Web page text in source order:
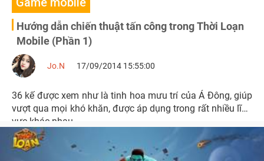
Hướng dẫn chiến thuật tấn công trong Thời Loạn
Mobile (Phần 1)
Jo.N 17/09/2014 15:55:00
36 kế được xem như là tinh hoa mưu trí của Á Đông, giúp
vượt qua mọi khó khăn, được áp dụng trong rất nhiều lĩnh
vực khác nhau.